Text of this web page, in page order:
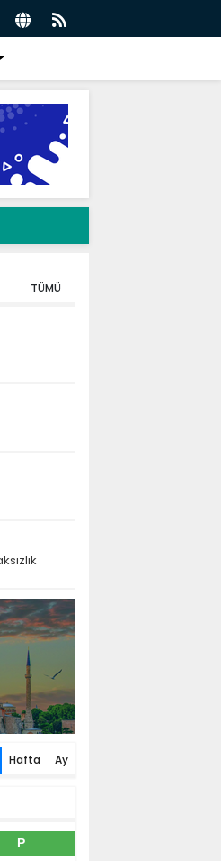
faciaların önüne geçti
TÜMÜ
Hafta Ay
P